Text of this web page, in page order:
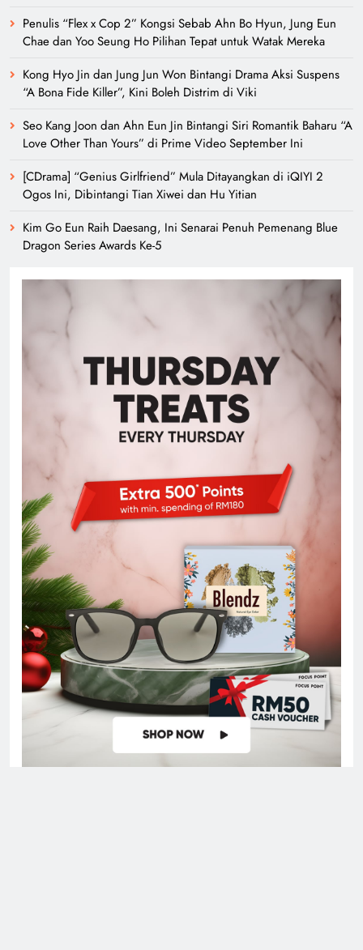
Penulis “Flex x Cop 2” Kongsi Sebab Ahn Bo Hyun, Jung Eun
Chae dan Yoo Seung Ho Pilihan Tepat untuk Watak Mereka
Kong Hyo Jin dan Jung Jun Won Bintangi Drama Aksi Suspens
“A Bona Fide Killer”, Kini Boleh Distrim di Viki
Seo Kang Joon dan Ahn Eun Jin Bintangi Siri Romantik Baharu “A
Love Other Than Yours” di Prime Video September Ini
[CDrama] “Genius Girlfriend” Mula Ditayangkan di iQIYI 2
Ogos Ini, Dibintangi Tian Xiwei dan Hu Yitian
Kim Go Eun Raih Daesang, Ini Senarai Penuh Pemenang Blue
Dragon Series Awards Ke-5